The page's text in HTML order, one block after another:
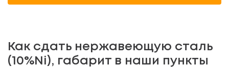
Как сдать нержавеющую сталь
(10%Ni), габарит в наши пункты